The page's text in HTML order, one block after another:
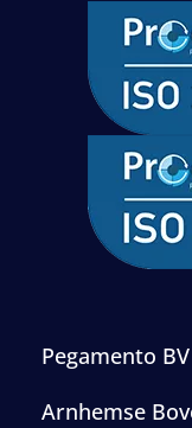
Pegamento BV
Arnhemse